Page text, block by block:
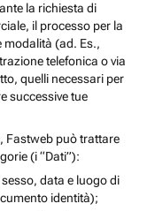
la richiesta di
il processo per la
modalità (ad. Es.,
telefonica o via
quelli necessari per
successive tue
Fastweb può trattare
(i “Dati”):
data e luogo di
identità);